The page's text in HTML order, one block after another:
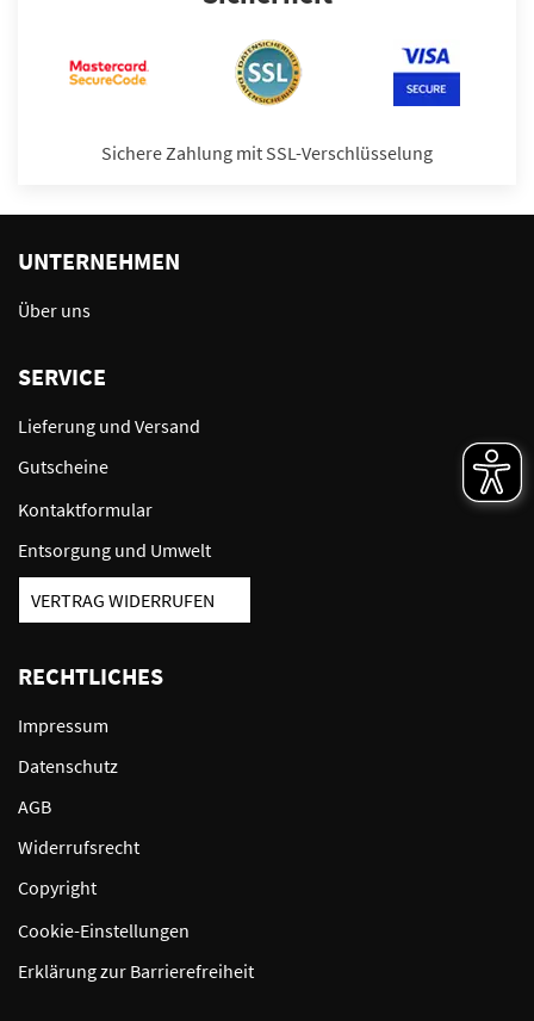
Sichere Zahlung mit SSL-Verschlüsselung
UNTERNEHMEN
Über uns
SERVICE
Lieferung und Versand
Gutscheine
Kontaktformular
Entsorgung und Umwelt
VERTRAG WIDERRUFEN
RECHTLICHES
Impressum
Datenschutz
AGB
Widerrufsrecht
Copyright
Cookie-Einstellungen
Erklärung zur Barrierefreiheit